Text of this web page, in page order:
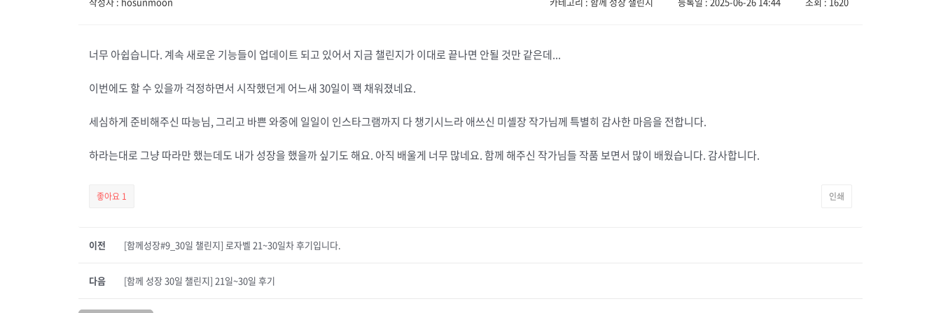
너무 아쉽습니다. 계속 새로운 기능들이 업데이트 되고 있어서 지금 챌린지가 이대로 끝나면 안될 것만 같은데...
이번에도 할 수 있을까 걱정하면서 시작했던게 어느새 30일이 꽥 채워졌네요.
세심하게 준비해주신 따능님, 그리고 바쁜 와중에 일일이 인스타그램까지 다 챙기시느라 애쓰신 미셸장 작가님께 특별히 감사한 마음을 전합니다.
하라는대로 그냥 따라만 했는데도 내가 성장을 했을까 싶기도 해요. 아직 배울게 너무 많네요. 함께 해주신 작가님들 작품 보면서 많이 배웠습니다. 감사합니다.
좋아요 1 인쇄
이전 [함께성장#9_30일 챌린지] 로자벨 21~30일차 후기입니다.
[함께 성장 30일 챌린지] 21일~30일 후기
다음